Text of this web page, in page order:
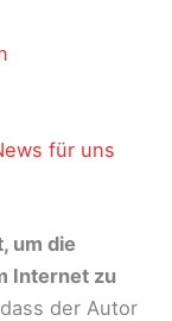
für uns
um die
Internet zu
der Autor